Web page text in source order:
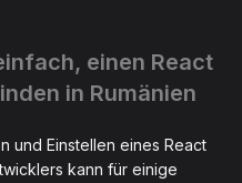
einen React
in Rumänien
und Einstellen eines React
kann für einige